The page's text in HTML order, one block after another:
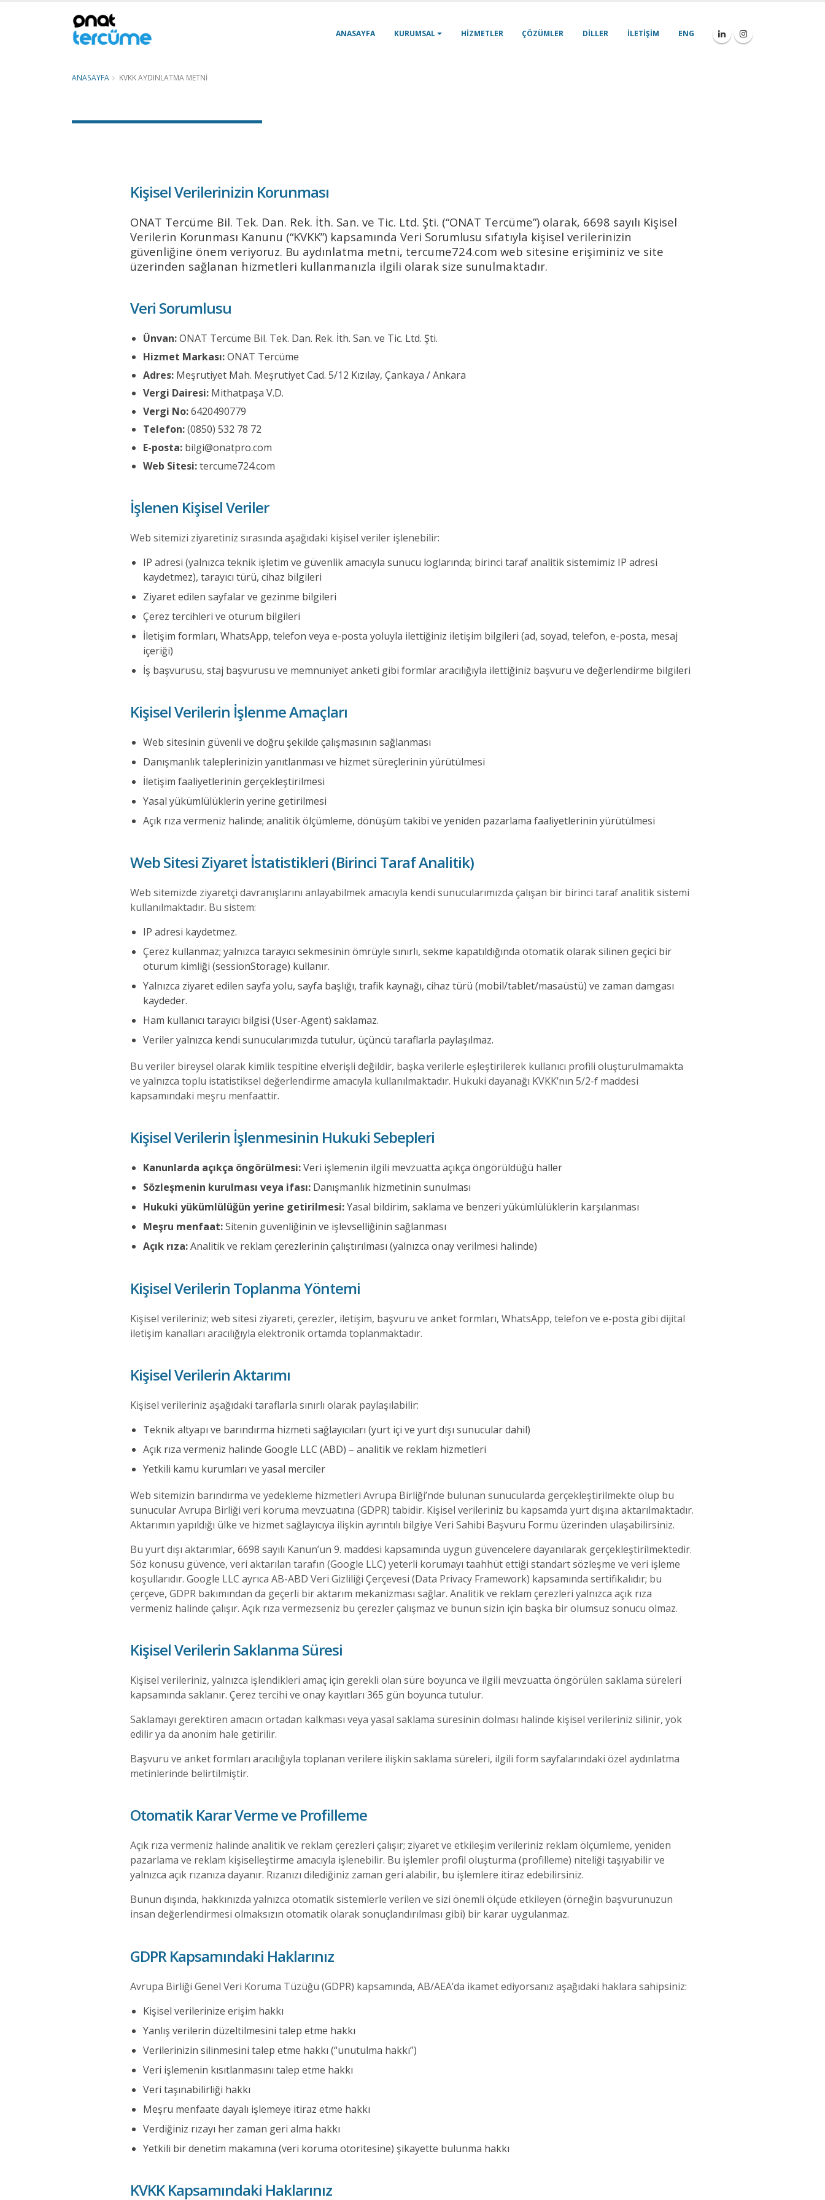
ANASAYFA KURUMSAL HIZMETLER ÇÖZÜMLER DILLER İLETIŞIM ENG
ANASAYFA KVKK AYDINLATMA METNI
Kişisel Verilerinizin Korunması
ONAT Tercüme Bil. Tek. Dan. Rek. İth. San. ve Tic. Ltd. Şti. (“ONAT Tercüme”) olarak, 6698 sayılı Kişisel
Verilerin Korunması Kanunu (“KVKK”) kapsamında Veri Sorumlusu sıfatıyla kişisel verilerinizin
güvenliğine önem veriyoruz. Bu aydınlatma metni, tercume724.com web sitesine erişiminiz ve site
üzerinden sağlanan hizmetleri kullanmanızla ilgili olarak size sunulmaktadır.
Veri Sorumlusu
Ünvan:ONAT Tercüme Bil. Tek. Dan. Rek. İth. San. ve Tic. Ltd. Şti.
Hizmet Markası:ONAT Tercüme
Adres:Meşrutiyet Mah. Meşrutiyet Cad. 5/12 Kızılay, Çankaya / Ankara
Vergi Dairesi:Mithatpaşa V.D.
Vergi No:6420490779
Telefon:(0850) 532 78 72
E-posta:bilgi@onatpro.com
Web Sitesi:tercume724.com
İşlenen Kişisel Veriler
Web sitemizi ziyaretiniz sırasında aşağıdaki kişisel veriler işlenebilir:
IP adresi (yalnızca teknik işletim ve güvenlik amacıyla sunucu loglarında; birinci taraf analitik sistemimiz IP adresi
kaydetmez), tarayıcı türü, cihaz bilgileri
Ziyaret edilen sayfalar ve gezinme bilgileri
Çerez tercihleri ve oturum bilgileri
İletişim formları, WhatsApp, telefon veya e-posta yoluyla ilettiğiniz iletişim bilgileri (ad, soyad, telefon, e-posta, mesaj
içeriği)
İş başvurusu, staj başvurusu ve memnuniyet anketi gibi formlar aracılığıyla ilettiğiniz başvuru ve değerlendirme bilgileri
Kişisel Verilerin İşlenme Amaçları
Web sitesinin güvenli ve doğru şekilde çalışmasının sağlanması
Danışmanlık taleplerinizin yanıtlanması ve hizmet süreçlerinin yürütülmesi
İletişim faaliyetlerinin gerçekleştirilmesi
Yasal yükümlülüklerin yerine getirilmesi
Açık rıza vermeniz halinde; analitik ölçümleme, dönüşüm takibi ve yeniden pazarlama faaliyetlerinin yürütülmesi
Web Sitesi Ziyaret İstatistikleri (Birinci Taraf Analitik)
Web sitemizde ziyaretçi davranışlarını anlayabilmek amacıyla kendi sunucularımızda çalışan bir birinci taraf analitik sistemi
kullanılmaktadır. Bu sistem:
IP adresi kaydetmez.
Çerez kullanmaz; yalnızca tarayıcı sekmesinin ömrüyle sınırlı, sekme kapatıldığında otomatik olarak silinen geçici bir
oturum kimliği (sessionStorage) kullanır.
Yalnızca ziyaret edilen sayfa yolu, sayfa başlığı, trafik kaynağı, cihaz türü (mobil/tablet/masaüstü) ve zaman damgası
kaydeder.
Ham kullanıcı tarayıcı bilgisi (User-Agent) saklamaz.
Veriler yalnızca kendi sunucularımızda tutulur, üçüncü taraflarla paylaşılmaz.
Bu veriler bireysel olarak kimlik tespitine elverişli değildir, başka verilerle eşleştirilerek kullanıcı profili oluşturulmamakta
ve yalnızca toplu istatistiksel değerlendirme amacıyla kullanılmaktadır. Hukuki dayanağı KVKK’nın 5/2-f maddesi
kapsamındaki meşru menfaattir.
Kişisel Verilerin İşlenmesinin Hukuki Sebepleri
Kanunlarda açıkça öngörülmesi:Veri işlemenin ilgili mevzuatta açıkça öngörüldüğü haller
Sözleşmenin kurulması veya ifası:Danışmanlık hizmetinin sunulması
Hukuki yükümlülüğün yerine getirilmesi:Yasal bildirim, saklama ve benzeri yükümlülüklerin karşılanması
Meşru menfaat:Sitenin güvenliğinin ve işlevselliğinin sağlanması
Açık rıza:Analitik ve reklam çerezlerinin çalıştırılması (yalnızca onay verilmesi halinde)
Kişisel Verilerin Toplanma Yöntemi
Kişisel verileriniz; web sitesi ziyareti, çerezler, iletişim, başvuru ve anket formları, WhatsApp, telefon ve e-posta gibi dijital
iletişim kanalları aracılığıyla elektronik ortamda toplanmaktadır.
Kişisel Verilerin Aktarımı
Kişisel verileriniz aşağıdaki taraflarla sınırlı olarak paylaşılabilir:
Teknik altyapı ve barındırma hizmeti sağlayıcıları (yurt içi ve yurt dışı sunucular dahil)
Açık rıza vermeniz halinde Google LLC (ABD) – analitik ve reklam hizmetleri
Yetkili kamu kurumları ve yasal merciler
Web sitemizin barındırma ve yedekleme hizmetleri Avrupa Birliği’nde bulunan sunucularda gerçekleştirilmekte olup bu
sunucular Avrupa Birliği veri koruma mevzuatına (GDPR) tabidir. Kişisel verileriniz bu kapsamda yurt dışına aktarılmaktadır.
Aktarımın yapıldığı ülke ve hizmet sağlayıcıya ilişkin ayrıntılı bilgiye Veri Sahibi Başvuru Formu üzerinden ulaşabilirsiniz.
Bu yurt dışı aktarımlar, 6698 sayılı Kanun’un 9. maddesi kapsamında uygun güvencelere dayanılarak gerçekleştirilmektedir.
Söz konusu güvence, veri aktarılan tarafın (Google LLC) yeterli korumayı taahhüt ettiği standart sözleşme ve veri işleme
koşullarıdır. Google LLC ayrıca AB-ABD Veri Gizliliği Çerçevesi (Data Privacy Framework) kapsamında sertifikalıdır; bu
çerçeve, GDPR bakımından da geçerli bir aktarım mekanizması sağlar. Analitik ve reklam çerezleri yalnızca açık rıza
vermeniz halinde çalışır. Açık rıza vermezseniz bu çerezler çalışmaz ve bunun sizin için başka bir olumsuz sonucu olmaz.
Kişisel Verilerin Saklanma Süresi
Kişisel verileriniz, yalnızca işlendikleri amaç için gerekli olan süre boyunca ve ilgili mevzuatta öngörülen saklama süreleri
kapsamında saklanır. Çerez tercihi ve onay kayıtları 365 gün boyunca tutulur.
Saklamayı gerektiren amacın ortadan kalkması veya yasal saklama süresinin dolması halinde kişisel verileriniz silinir, yok
edilir ya da anonim hale getirilir.
Başvuru ve anket formları aracılığıyla toplanan verilere ilişkin saklama süreleri, ilgili form sayfalarındaki özel aydınlatma
metinlerinde belirtilmiştir.
Otomatik Karar Verme ve Profilleme
Açık rıza vermeniz halinde analitik ve reklam çerezleri çalışır; ziyaret ve etkileşim verileriniz reklam ölçümleme, yeniden
pazarlama ve reklam kişiselleştirme amacıyla işlenebilir. Bu işlemler profil oluşturma (profilleme) niteliği taşıyabilir ve
yalnızca açık rızanıza dayanır. Rızanızı dilediğiniz zaman geri alabilir, bu işlemlere itiraz edebilirsiniz.
Bunun dışında, hakkınızda yalnızca otomatik sistemlerle verilen ve sizi önemli ölçüde etkileyen (örneğin başvurunuzun
insan değerlendirmesi olmaksızın otomatik olarak sonuçlandırılması gibi) bir karar uygulanmaz.
GDPR Kapsamındaki Haklarınız
Avrupa Birliği Genel Veri Koruma Tüzüğü (GDPR) kapsamında, AB/AEA’da ikamet ediyorsanız aşağıdaki haklara sahipsiniz:
Kişisel verilerinize erişim hakkı
Yanlış verilerin düzeltilmesini talep etme hakkı
Verilerinizin silinmesini talep etme hakkı (“unutulma hakkı”)
Veri işlemenin kısıtlanmasını talep etme hakkı
Veri taşınabilirliği hakkı
Meşru menfaate dayalı işlemeye itiraz etme hakkı
Verdiğiniz rızayı her zaman geri alma hakkı
Yetkili bir denetim makamına (veri koruma otoritesine) şikayette bulunma hakkı
KVKK Kapsamındaki Haklarınız